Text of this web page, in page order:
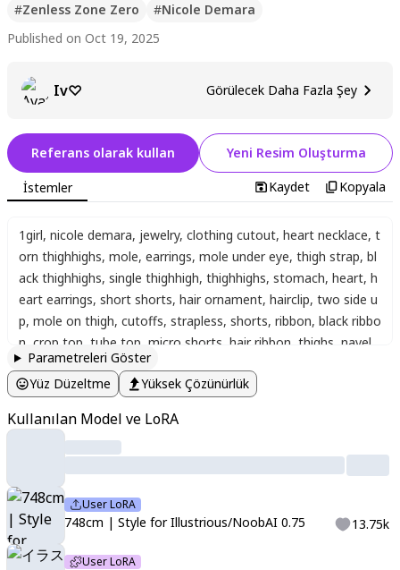
#Zenless Zone Zero #Nicole Demara
Published on Oct 19, 2025
Iv♡ Görülecek Daha Fazla Şey
Referans olarak kullan Yeni Resim Oluşturma
İstemler Kaydet Kopyala
1girl, nicole demara, jewelry, clothing cutout, heart necklace, t
orn thighhighs, mole, earrings, mole under eye, thigh strap, bl
ack thighhighs, single thighhigh, thighhighs, stomach, heart, h
eart earrings, short shorts, hair ornament, hairclip, two side u
p, mole on thigh, cutoffs, strapless, shorts, ribbon, black ribbo
n crop top tube top micro shorts hair ribbon thighs navel
abstract background, (((dynamic pose, dynamic angle)))
_9, score_8_up, score_7_up, source_anime
ube top, single thighhigh, short shorts
detached sleeves, doll, black collar,748cmstyle,ye_jji_art
style fevercell_artstyle
Parametreleri Göster
Yüz Düzeltme
Yüksek Çözünürlük
Kullanılan Model ve LoRA
User LoRA
748cm | Style for Illustrious/NoobAI 0.75 13.75k
User LoRA